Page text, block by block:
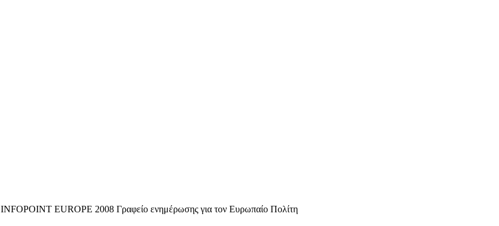
ΙΝFOPOINT EUROPE 2008 Γραφείο ενημέρωσης για τον Ευρωπαίο Πολίτη